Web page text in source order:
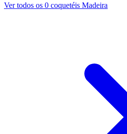
Ver todos os 0 coquetéis Madeira